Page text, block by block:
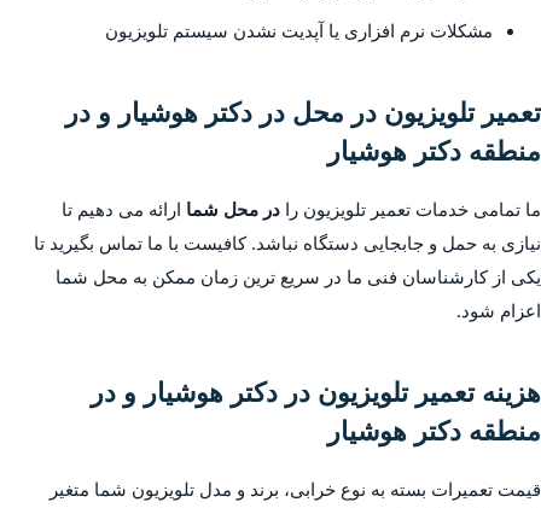
مشکلات نرم افزاری یا آپدیت نشدن سیستم تلویزیون
تعمیر تلویزیون در محل در دکتر هوشیار و در
منطقه دکتر هوشیار
ما تمامی خدمات تعمیر تلویزیون را در محل شما ارائه می دهیم تا
نیازی به حمل و جابجایی دستگاه نباشد. کافیست با ما تماس بگیرید تا
یکی از کارشناسان فنی ما در سریع ترین زمان ممکن به محل شما
اعزام شود.
هزینه تعمیر تلویزیون در دکتر هوشیار و در
منطقه دکتر هوشیار
قیمت تعمیرات بسته به نوع خرابی، برند و مدل تلویزیون شما متغیر